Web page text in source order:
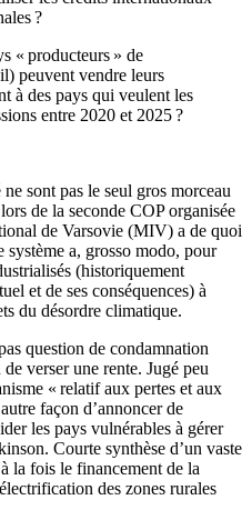
?
« producteurs » de
peuvent vendre leurs
à des pays qui veulent les
entre 2020 et 2025 ?
sont pas le seul gros morceau
de la seconde COP organisée
de Varsovie (MIV) a de quoi
a, grosso modo, pour
(historiquement
et de ses conséquences) à
du désordre climatique.
question de condamnation
verser une rente. Jugé peu
« relatif aux pertes et aux
façon d’annoncer de
les pays vulnérables à gérer
Courte synthèse d’un vaste
la fois le financement de la
des zones rurales